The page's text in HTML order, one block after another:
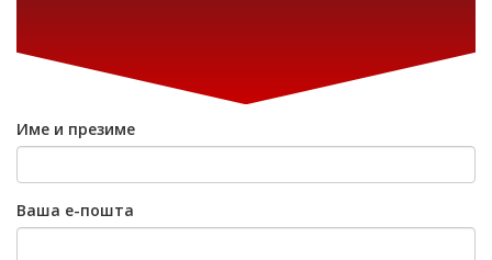
Име и презиме
Ваша е-пошта